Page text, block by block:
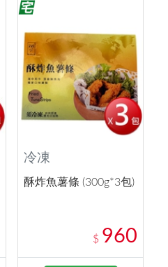
冷凍
酥炸魚薯條 (300g*3包)
$ 960